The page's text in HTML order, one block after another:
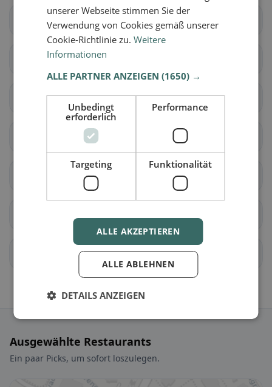
Hünenberg
Neuheim Oberägeri
Steinhausen
Walchwil
Finstersee
Ausgewählte Restaurants
Ein paar Picks, um sofort loszulegen.
unserer Webseite stimmen Sie der
Verwendung von Cookies gemäß unserer
Cookie-Richtlinie zu.Weitere
Informationen
ALLE PARTNER ANZEIGEN(1650) →
Unbedingt
erforderlich
Performance
Targeting Funktionalität
ALLE AKZEPTIEREN
ALLE ABLEHNEN
DETAILS ANZEIGEN